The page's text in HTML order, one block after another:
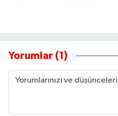
Yorumlar (1)